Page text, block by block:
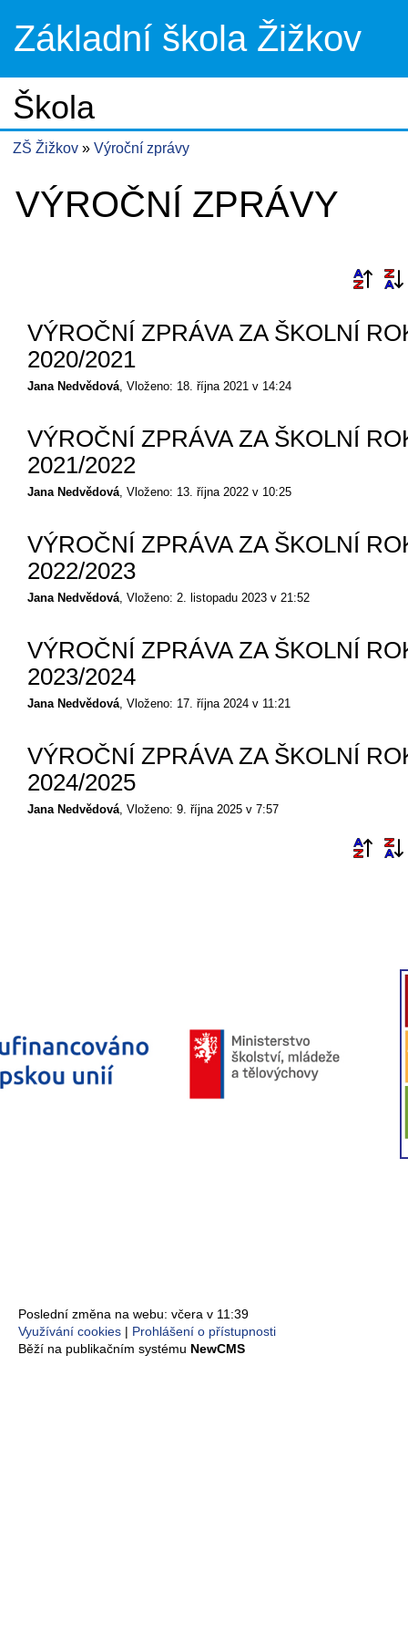
Základní škola Žižkov
Škola
ZŠ Žižkov Výroční zprávy
VÝROČNÍ ZPRÁVY
VÝROČNÍ ZPRÁVA ZA ŠKOLNÍ
2020/2021
Jana Nedvědová Vloženo: 18. října 2021 v 14:24
VÝROČNÍ ZPRÁVA ZA ŠKOLNÍ
2021/2022
Jana Nedvědová Vloženo: 13. října 2022 v 10:25
VÝROČNÍ ZPRÁVA ZA ŠKOLNÍ
2022/2023
Jana Nedvědová Vloženo: 2. listopadu 2023 v 21:52
VÝROČNÍ ZPRÁVA ZA ŠKOLNÍ
2023/2024
Jana Nedvědová Vloženo: 17. října 2024 v 11:21
VÝROČNÍ ZPRÁVA ZA ŠKOLNÍ
2024/2025
Jana Nedvědová Vloženo: 9. října 2025 v 7:57
Poslední změna na webu: včera v 11:39
Využívání cookies
Prohlášení o přístupnosti
Běží na publikačním systému NewCMS